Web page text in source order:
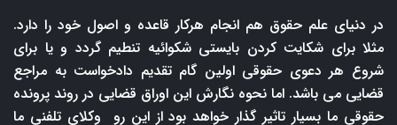
در دنیای علم حقوق هم انجام هرکار قاعده و اصول خود را دارد.
مثلا برای شکایت کردن بایستی شکوائیه تنطیم گردد و یا برای
شروع هر دعوی حقوقی اولین گام تقدیم دادخواست به مراجع
قضایی می باشد. اما نحوه نگارش این اوراق قضایی در روند پرونده
حقوقی ما بسیار تاثیر گذار خواهد بود از این رو وکلای تلفنی ما